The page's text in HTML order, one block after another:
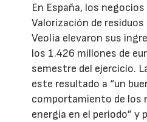
En España, los
Valorización de
Veolia elevaron sus
los 1.426 millones de
semestre del ejercicio.
este resultado a “un
comportamiento de los
energía en el periodo” y